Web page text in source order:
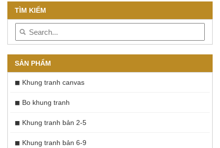
TÌM KIẾM
SẢN PHẨM
Khung tranh canvas
Bo khung tranh
Khung tranh bản 2-5
Khung tranh bản 6-9